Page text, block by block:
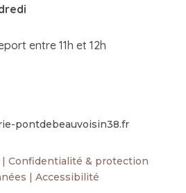
entre 11h et 12h
pontdebeauvoisin38.fr
| Confidentialité & protection
|Accessibilité